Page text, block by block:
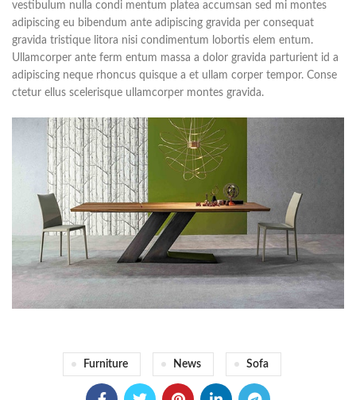
vestibulum nulla condi mentum platea accumsan sed mi montes
adipiscing eu bibendum ante adipiscing gravida per consequat
gravida tristique litora nisi condimentum lobortis elem entum.
Ullamcorper ante ferm entum massa a dolor gravida parturient id a
adipiscing neque rhoncus quisque a et ullam corper tempor. Conse
ctetur ellus scelerisque ullamcorper montes gravida.
Furniture News Sofa